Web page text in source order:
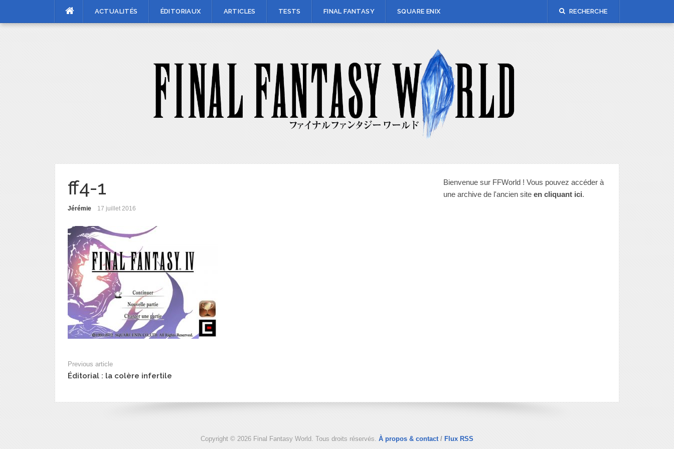
content
ACTUALITÉS ÉDITORIAUX ARTICLES TESTS FINAL FANTASY SQUARE ENIX RECHERCHE
ff4-1
Jérémie 17 juillet 2016
Previous article
Éditorial : la colère infertile
Bienvenue sur FFWorld ! Vous pouvez accéder à
une archive de l'ancien site en cliquant ici.
Copyright © 2026 Final Fantasy World. Tous droits réservés.À propos & contact/Flux RSS